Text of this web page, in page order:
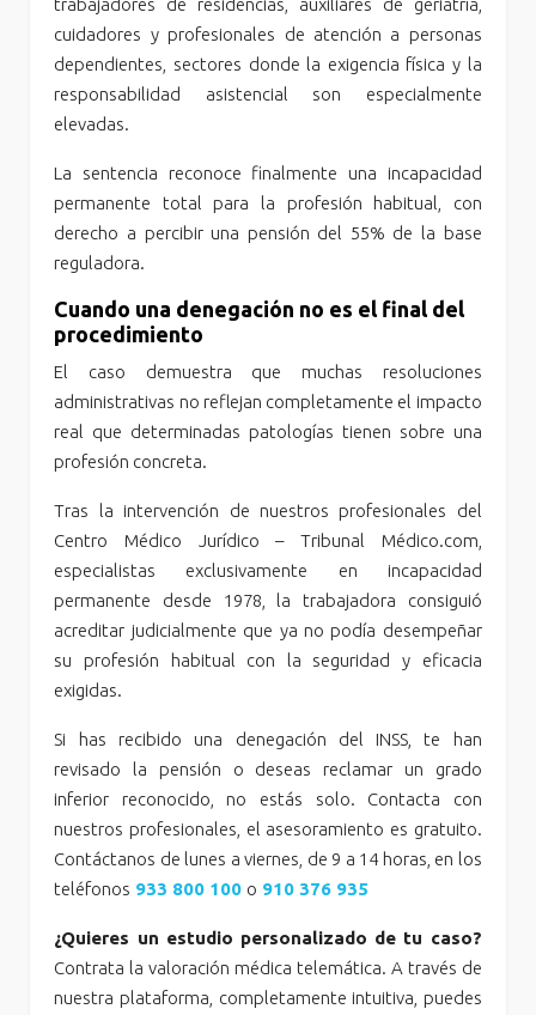
trabajadores de residencias, auxiliares de geriatría,
cuidadores y profesionales de atención a personas
dependientes, sectores donde la exigencia física y la
responsabilidad asistencial son especialmente
elevadas.
La sentencia reconoce finalmente una incapacidad
permanente total para la profesión habitual, con
derecho a percibir una pensión del 55% de la base
reguladora.
Cuando una denegación no es el final del
procedimiento
El caso demuestra que muchas resoluciones
administrativas no reflejan completamente el impacto
real que determinadas patologías tienen sobre una
profesión concreta.
Tras la intervención de nuestros profesionales del
Centro Médico Jurídico – Tribunal Médico.com,
especialistas exclusivamente en incapacidad
permanente desde 1978, la trabajadora consiguió
acreditar judicialmente que ya no podía desempeñar
su profesión habitual con la seguridad y eficacia
exigidas.
Si has recibido una denegación del INSS, te han
revisado la pensión o deseas reclamar un grado
inferior reconocido, no estás solo. Contacta con
nuestros profesionales, el asesoramiento es gratuito.
Contáctanos de lunes a viernes, de 9 a 14 horas, en los
teléfonos 933 800 100 o 910 376 935
¿Quieres un estudio personalizado de tu caso?
Contrata la valoración médica telemática. A través de
nuestra plataforma, completamente intuitiva, puedes